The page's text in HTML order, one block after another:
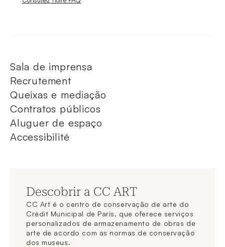
Sala de imprensa
Recrutement
Queixas e mediação
Contratos públicos
Aluguer de espaço
Accessibilité
Descobrir a CC ART
CC Art é o centro de conservação de arte do
Crédit Municipal de Paris, que oferece serviços
personalizados de armazenamento de obras de
arte de acordo com as normas de conservação
dos museus.